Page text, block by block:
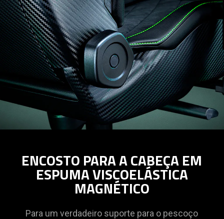
ENCOSTO PARA A CABEÇA EM
ESPUMA VISCOELÁSTICA
MAGNÉTICO
Para um verdadeiro suporte para o pescoço